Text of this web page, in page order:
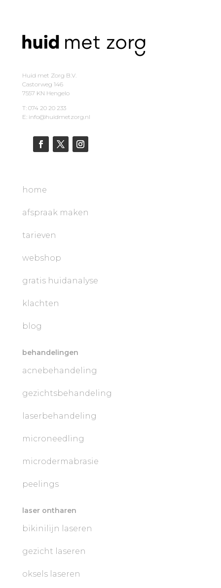
Huid met Zorg B.V.
Castorweg 146
7557 KN Hengelo
T: 074 20 20 233
E: info@huidmetzorg.nl
home
afspraak maken
tarieven
webshop
gratis huidanalyse
klachten
blog
behandelingen
acnebehandeling
gezichtsbehandeling
laserbehandeling
microneedling
microdermabrasie
peelings
laser ontharen
bikinilijn laseren
gezicht laseren
oksels laseren